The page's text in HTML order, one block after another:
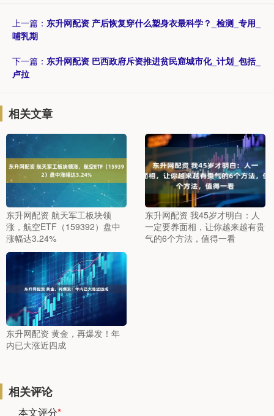
上一篇： 东升网配资 产后恢复穿什么塑身衣最科学？_检测_专用_
哺乳期
下一篇： 东升网配资 巴西政府斥资推进贫民窟城市化_计划_包括_
卢拉
相关文章
东升网配资 航天军工板块领
涨，航空ETF（159392）盘中
涨幅达3.24%
东升网配资 我45岁才明白：人
一定要养面相，让你越来越有贵
气的6个方法，值得一看
东升网配资 黄金，再爆发！年
内已大涨近四成
相关评论
本文评分*